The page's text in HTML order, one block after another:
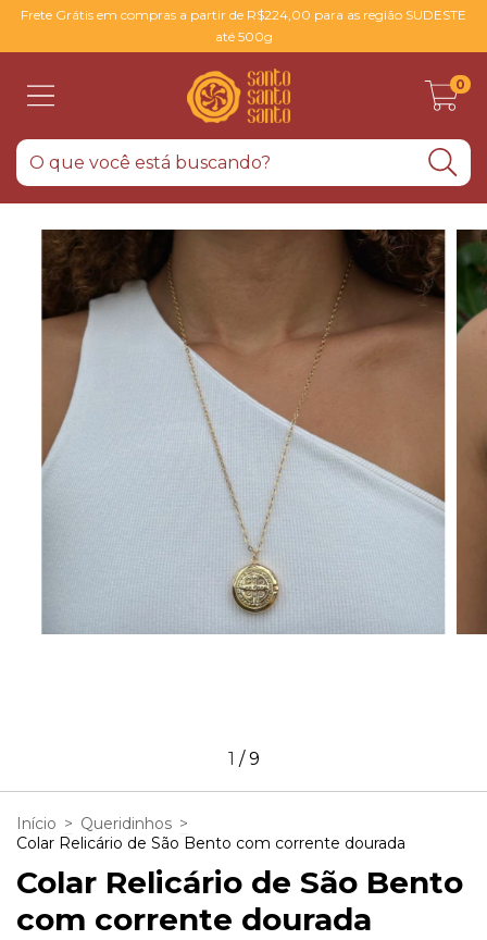
Frete Grátis em compras a partir de R$224,00 para as região SUDESTE
até 500g
0
1 /9
Início > Queridinhos >
Colar Relicário de São Bento com corrente dourada
Colar Relicário de São Bento
com corrente dourada